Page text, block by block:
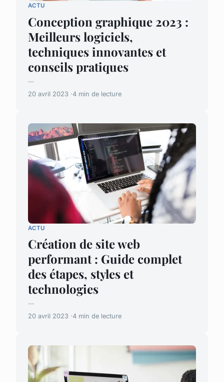
ACTU
Conception graphique 2023 :
Meilleurs logiciels,
techniques innovantes et
conseils pratiques
...
20 avril 2023 4 min de lecture
ACTU
Création de site web
performant : Guide complet
des étapes, styles et
technologies
...
20 avril 2023 4 min de lecture